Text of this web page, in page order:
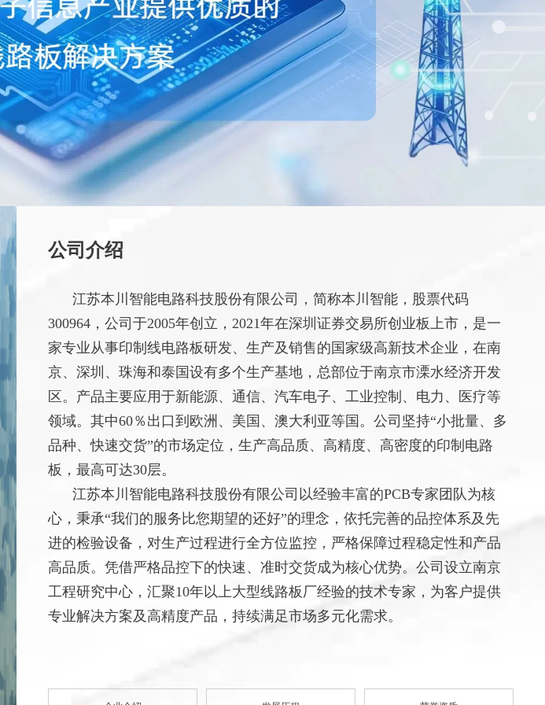
公司介绍
江苏本川智能电路科技股份有限公司，简称本川智能，股票代码
300964，公司于2005年创立，2021年在深圳证券交易所创业板上市，是一
家专业从事印制线电路板研发、生产及销售的国家级高新技术企业，在南
京、深圳、珠海和泰国设有多个生产基地，总部位于南京市溧水经济开发
区。产品主要应用于新能源、通信、汽车电子、工业控制、电力、医疗等
领域。其中60％出口到欧洲、美国、澳大利亚等国。公司坚持“小批量、多
品种、快速交货”的市场定位，生产高品质、高精度、高密度的印制电路
板，最高可达30层。
江苏本川智能电路科技股份有限公司以经验丰富的PCB专家团队为核
心，秉承“我们的服务比您期望的还好”的理念，依托完善的品控体系及先
进的检验设备， 对生产过程进行全方位监控，严格保障过程稳定性和产品
高品质。凭借严格品控下的快速、准时交货成为核心优势。公司设立南京
工程研究中心 ，汇聚10年以上大型线路板厂经验的技术专家，为客户提供
专业解决方案及高精度产品，持续满足市场多元化需求。